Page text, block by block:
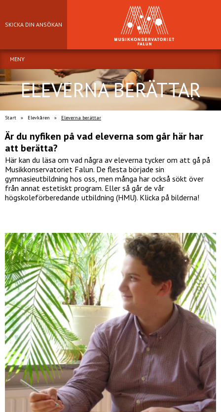
SKICKA DIN ANSÖKAN
MENY
ELEVERNA BERÄTTAR
Start » Elevkåren » Eleverna berättar
Är du nyfiken på vad eleverna som går här har
att berätta?
Här kan du läsa om vad några av eleverna tycker om att gå på
Musikkonservatoriet Falun. De flesta började sin
gymnasieutbildning hos oss, men många har också sökt över
från annat estetiskt program. Eller så går de vår
högskoleförberedande utbildning (HMU). Klicka på bilderna!